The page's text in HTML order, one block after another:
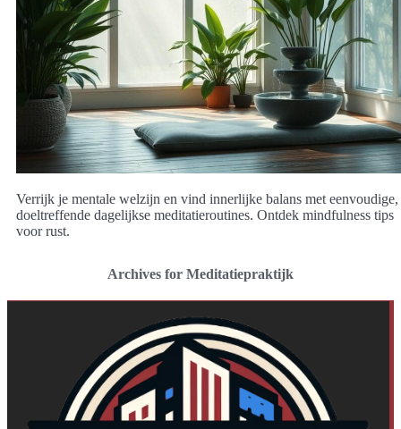
Verrijk je mentale welzijn en vind innerlijke balans met eenvoudige,
doeltreffende dagelijkse meditatieroutines. Ontdek mindfulness tips
voor rust.
Archives for Meditatiepraktijk